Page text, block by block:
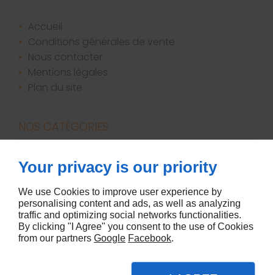
accueil
conditions générales de vente
nous contacter
mentions légales
plan du site
NOS CATÉGORIES
bougies / parfums d'ambiance
canapés
décoration
literie
meubles
Your privacy is our priority
We use Cookies to improve user experience by
personalising content and ads, as well as analyzing
traffic and optimizing social networks functionalities.
By clicking "I Agree" you consent to the use of Cookies
from our partners Google Facebook.